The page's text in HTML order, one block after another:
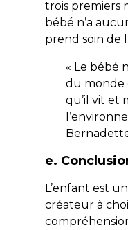
trois premiers
bébé n’a
prend soin de
« Le bébé
du monde
qu’il vit et
Bernadette
e.
L’enfant est
créateur à